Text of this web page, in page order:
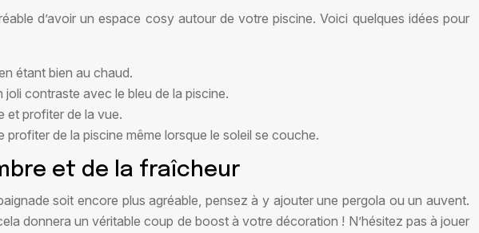
d’avoir un espace cosy autour de votre piscine. Voici quelques idées pour
étant bien au chaud.
contraste avec le bleu de la piscine.
et profiter de la vue.
de la piscine même lorsque le soleil se couche.
et de la fraîcheur
soit encore plus agréable, pensez à y ajouter une pergola ou un auvent.
donnera un véritable coup de boost à votre décoration ! N’hésitez pas à jouer